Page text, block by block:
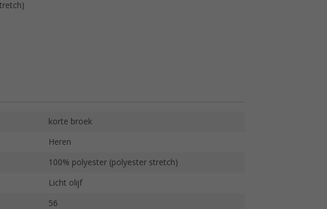
korte broek
Heren
100% polyester (polyester stretch)
Licht olijf
56